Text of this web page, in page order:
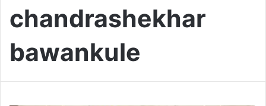
chandrashekhar
bawankule